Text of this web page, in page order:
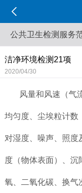
公共卫生检测服务
洁净环境检测21项
2020/04/30
风量和风速（气
均匀度、尘埃粒计数
对湿度、噪声、照度
度（物体表面）、
氧、二氧化碳、换气